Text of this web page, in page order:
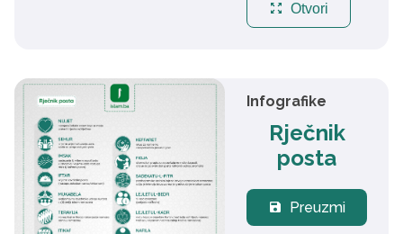
zoom_out_map Otvori
Infografike
Rječnik
posta
save Preuzmi